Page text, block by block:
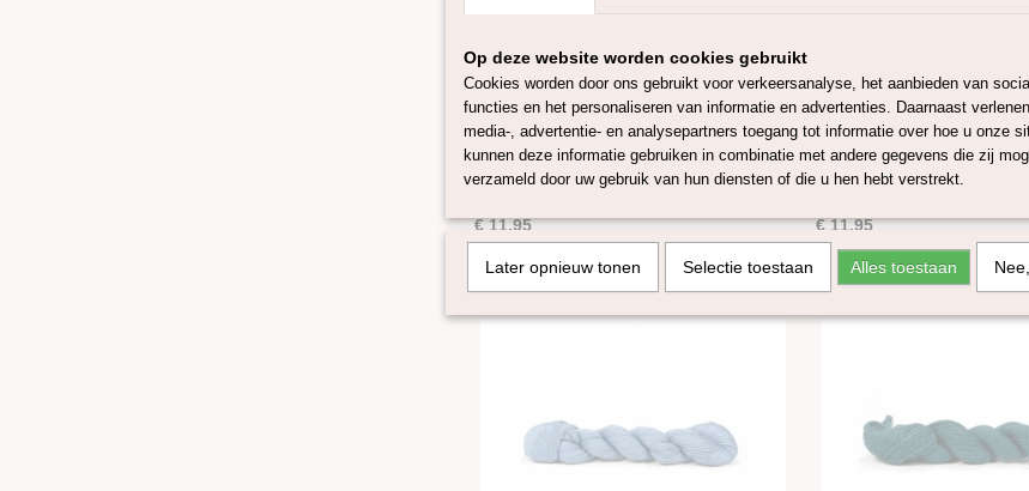
Pinta – Coral
60% merino wol, 20% zijde en 20% ramie
coral. Pinta is een…
€ 11,95
Pinta – Burgundy
60% merino wol, 20% zijde en
burgundy. Pinta is…
€ 11,95
Op deze website worden cookies gebruikt
Cookies worden door ons gebruikt voor verkeersanalyse, het aanbieden van
functies en het personaliseren van informatie en advertenties. Daarnaast
media-, advertentie- en analysepartners toegang tot informatie over hoe u onze
kunnen deze informatie gebruiken in combinatie met andere gegevens die zij
verzameld door uw gebruik van hun diensten of die u hen hebt verstrekt.
Later opnieuw tonen Selectie toestaan Alles toestaan